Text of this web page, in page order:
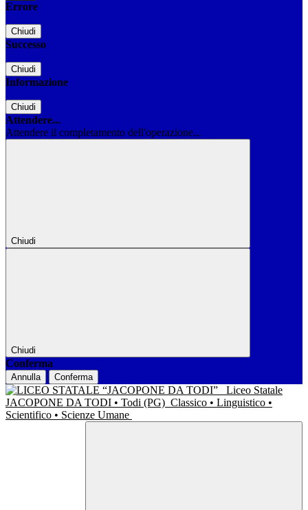
Errore
Chiudi
Successo
Chiudi
Informazione
Chiudi
Attendere...
Attendere il completamento dell'operazione...
Chiudi
Chiudi
Conferma
Annulla Conferma
Liceo Statale
JACOPONE DA TODI • Todi (PG) Classico • Linguistico •
Scientifico • Scienze Umane